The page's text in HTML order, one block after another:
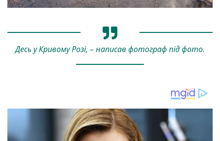
Десь у Кривому Розі, – написав фотограф під фото.